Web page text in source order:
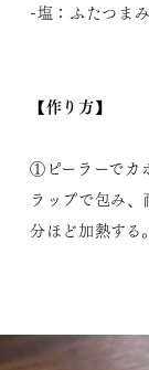
-塩：ふたつま
【作り方】
①ピーラーでカ
ラップで包み
分ほど加熱する。